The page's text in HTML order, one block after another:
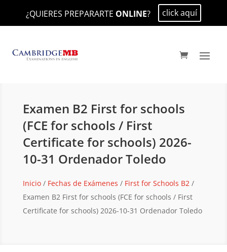
¿QUIERES PREPARARTE ONLINE? click aquí
Examen B2 First for schools
(FCE for schools / First
Certificate for schools) 2026-
10-31 Ordenador Toledo
Inicio/ Fechas de Exámenes / First for Schools B2/
Examen B2 First for schools (FCE for schools / First
Certificate for schools) 2026-10-31 Ordenador Toledo